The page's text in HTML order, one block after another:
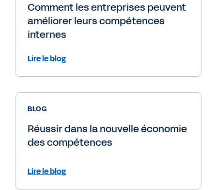
Comment les entreprises peuvent
améliorer leurs compétences
internes
Lire le blog
BLOG
Réussir dans la nouvelle économie
des compétences
Lire le blog